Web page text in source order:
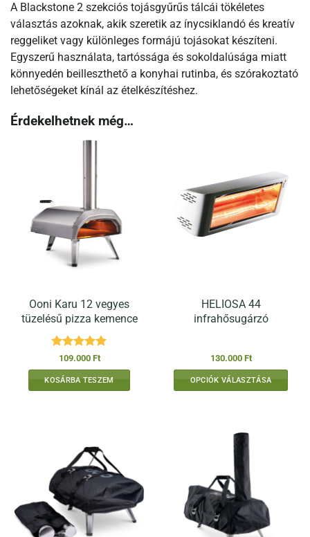
A Blackstone 2 szekciós tojásgyűrűs tálcái tökéletes
választás azoknak, akik szeretik az ínycsiklandó és kreatív
reggeliket vagy különleges formájú tojásokat készíteni.
Egyszerű használata, tartóssága és sokoldalúsága miatt
könnyedén beilleszthető a konyhai rutinba, és szórakoztató
lehetőségeket kínál az ételkészítéshez.
Érdekelhetnek még…
Ooni Karu 12 vegyes
tüzelésű pizza kemence
Értékelés:5
/ 5
109.000 Ft
KOSÁRBA TESZEM
HELIOSA 44
infrahősugárzó
130.000 Ft
OPCIÓK VÁLASZTÁSA
több
variációja
van.
A
változatok
termékoldalon